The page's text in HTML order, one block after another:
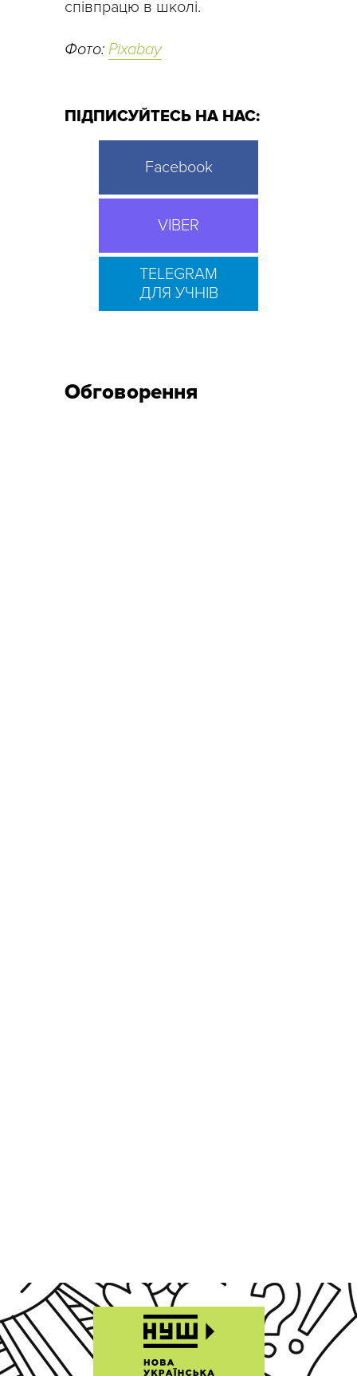
співпрацю в школі.
Фото: Pixabay
ПІДПИСУЙТЕСЬ НА НАС:
Facebook
VIBER
TELEGRAM
ДЛЯ УЧНІВ
Обговорення